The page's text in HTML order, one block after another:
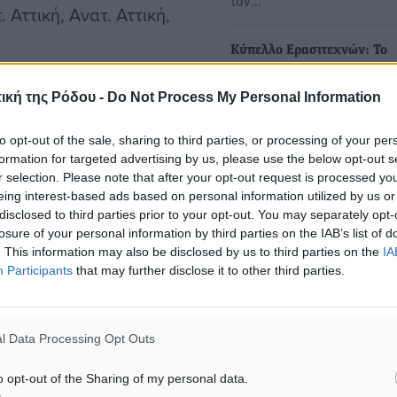
της Ρόδου - Do Not Process My Personal Information
opt-out of the sale, sharing to third parties, or processing of your
for targeted advertising by us, please use the below opt-out
selection. Please note that after your opt-out request is processed
interest-based ads based on personal information utilized by us
to third parties prior to your opt-out. You may separately
of your personal information by third parties on the IAB’s list of
This information may also be disclosed by us to third parties on the
Participants that may further disclose it to other third parties.
Data Processing Opt Outs
opt-out of the Sharing of my personal data.
Ανατ. Αττική,
Ηλεία, Αχαία,
Δωδεκάνησα,
περιόδου 2015-2016,
Κύπελλο Ερασιτεχνών: Το
•Την προσεχή Τετάρτη 29/
Καλυθιών και η ΑΕΡΑ…